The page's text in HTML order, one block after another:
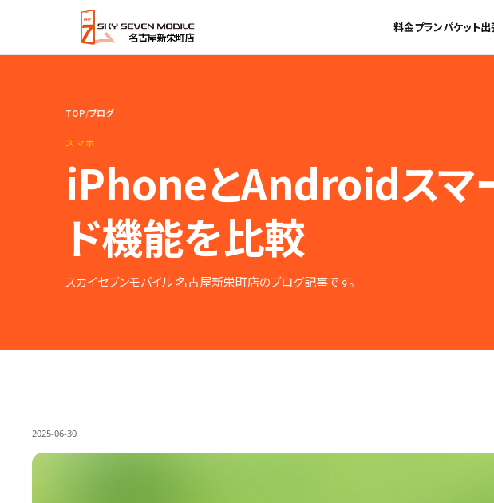
料金プランパケット出
TOP/ブログ
スマホ
iPhoneとAndroidスマ
ド機能を比較
スカイセブンモバイル 名古屋新栄町店のブログ記事です。
2025-06-30